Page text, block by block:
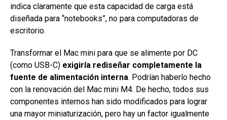
indica claramente que esta capacidad de carga está
diseñada para “notebooks”, no para computadoras de
escritorio.
Transformar el Mac mini para que se alimente por DC
(como USB-C) exigiría rediseñar completamente la
fuente de alimentación interna. Podrían haberlo hecho
con la renovación del Mac mini M4. De hecho, todos sus
componentes internos han sido modificados para lograr
una mayor miniaturización, pero hay un factor igualmente